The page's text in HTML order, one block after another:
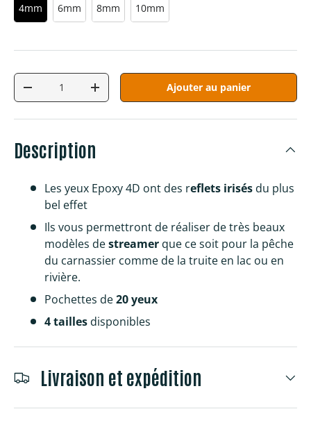
4mm 6mm 8mm 10mm
Qté
Diminuer la quantitéAugmenter la quantitéAjouter au panier
Description
Les yeux Epoxy 4D ont des reflets irisés du plus
bel effet
Ils vous permettront de réaliser de très beaux
modèles destreamer que ce soit pour la pêche
du carnassier comme de la truite en lac ou en
rivière.
Pochettes de20 yeux
4 tailles disponibles
Livraison et expédition